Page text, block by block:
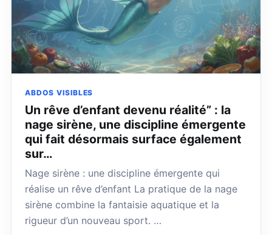
ABDOS VISIBLES
Un rêve d’enfant devenu réalité” : la
nage sirène, une discipline émergente
qui fait désormais surface également
sur…
Nage sirène : une discipline émergente qui
réalise un rêve d’enfant La pratique de la nage
sirène combine la fantaisie aquatique et la
rigueur d’un nouveau sport. …